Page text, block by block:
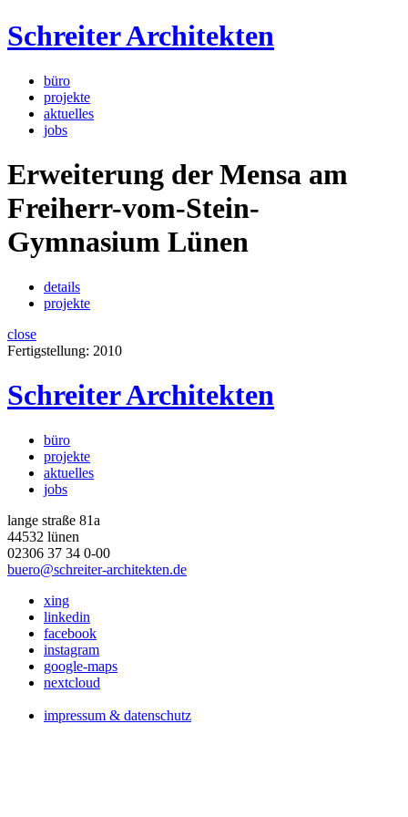
Schreiter Architekten
büro
projekte
aktuelles
jobs
Erweiterung der Mensa am
Freiherr-vom-Stein-
Gymnasium Lünen
details
projekte
close
Fertigstellung: 2010
Schreiter Architekten
büro
projekte
aktuelles
jobs
lange straße 81a
44532 lünen
02306 37 34 0-00
buero@schreiter-architekten.de
xing
linkedin
facebook
instagram
google-maps
nextcloud
impressum & datenschutz